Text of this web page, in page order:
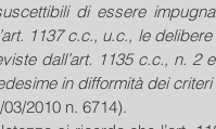
di essere
1137 c.c., u.c., le
dall’art. 1135 c.c., n. 2
in difformità dei
2010 n. 6714).